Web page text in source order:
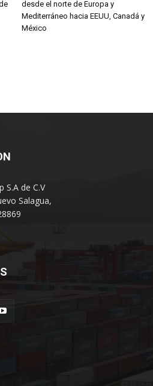
desde el norte de Europa y
Mediterráneo hacia EEUU, Canadá y
México
S.A de C.V
Salagua,